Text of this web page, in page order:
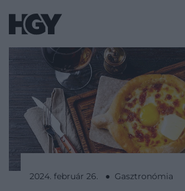
2024. február 26. ● Gasztronómia